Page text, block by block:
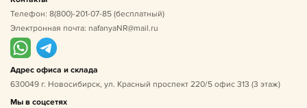
Телефон: 8(800)-201-07-85 (бесплатный)
Электронная почта: nafanyaNR@mail.ru
Адрес офиса и склада
630049 г. Новосибирск, ул. Красный проспект 220/5 офис 313 (3 этаж)
Мы в соцсетях